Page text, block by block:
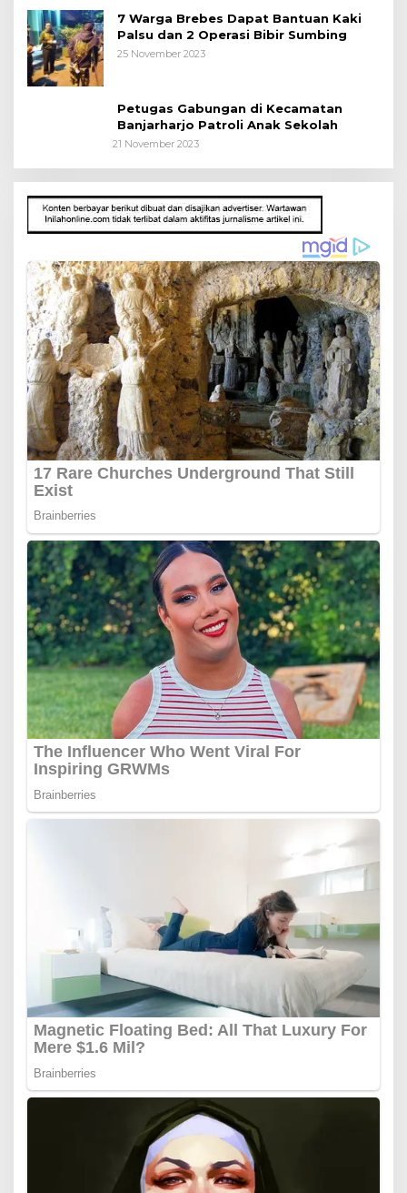
7 Warga Brebes Dapat Bantuan Kaki
Palsu dan 2 Operasi Bibir Sumbing
25 November 2023
Petugas Gabungan di Kecamatan
Banjarharjo Patroli Anak Sekolah
21 November 2023